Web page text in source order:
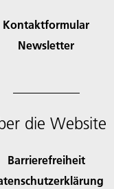
Kontaktformular
Newsletter
die Website
Barrierefreiheit